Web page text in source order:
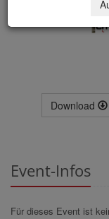
Download
Event-Infos
Für dieses Event ist